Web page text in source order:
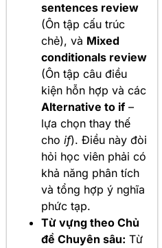
sentences review
(Ôn tập cấu trúc
chẻ), và Mixed
conditionals review
(Ôn tập câu điều
kiện hỗn hợp và các
Alternative to if–
lựa chọn thay thế
cho if). Điều này đòi
hỏi học viên phải có
khả năng phân tích
và tổng hợp ý nghĩa
phức tạp.
Từ vựng theo Chủ
đề Chuyên sâu: Từ